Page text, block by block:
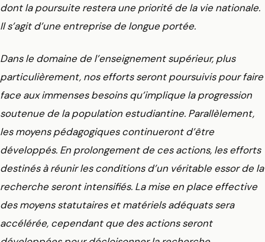
dont la poursuite restera une priorité de la vie nationale.
Il s’agit d’une entreprise de longue portée.
Dans le domaine de l’enseignement supérieur, plus
particulièrement, nos efforts seront poursuivis pour faire
face aux immenses besoins qu’implique la progression
soutenue de la population estudiantine. Parallèlement,
les moyens pédagogiques continueront d’être
développés. En prolongement de ces actions, les efforts
destinés à réunir les conditions d’un véritable essor de la
recherche seront intensifiés. La mise en place effective
des moyens statutaires et matériels adéquats sera
accélérée, cependant que des actions seront